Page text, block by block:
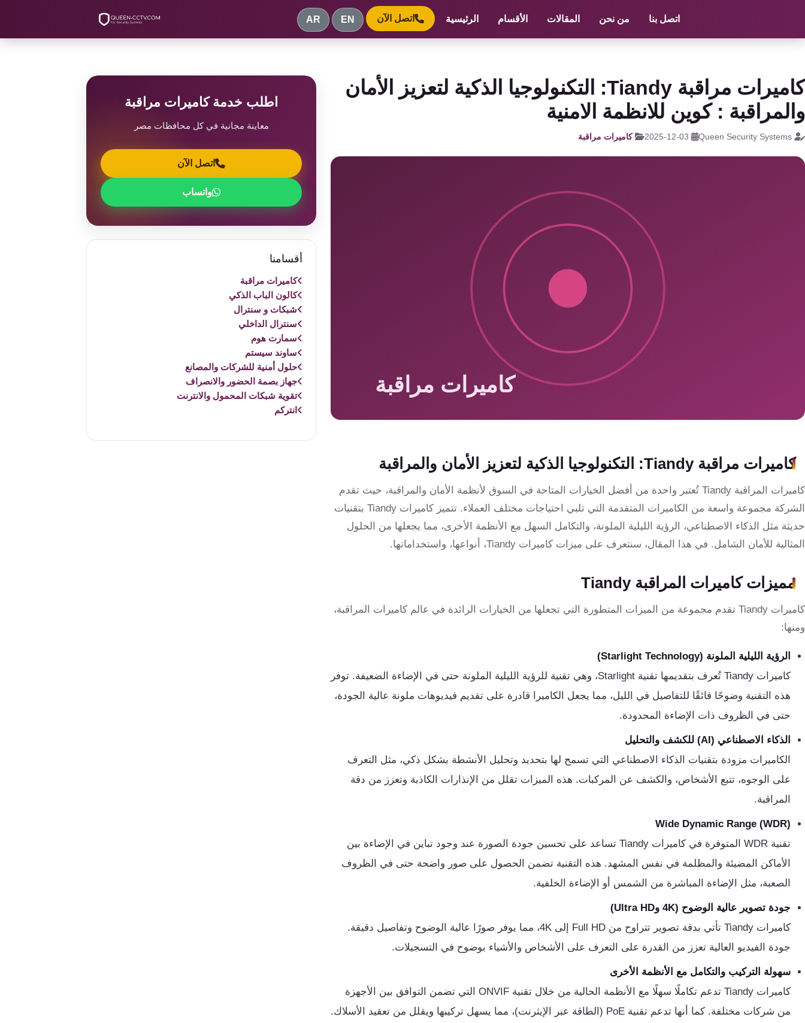
اتصل بنا من نحن المقالات الأقسام الرئيسية اتصل الآن EN
AR صيانة كاميرات مراقبة
كاميرات مراقبة Tiandy: التكنولوجيا الذكية لتعزيز الأمان
والمراقبة : كوين للانظمة الامنية
كاميرات مراقبة
كاميرات مراقبة Tiandy: التكنولوجيا الذكية لتعزيز الأمان والمراقبة
كاميرات المراقبة Tiandy تُعتبر واحدة من أفضل الخيارات المتاحة في السوق لأنظمة الأمان والمراقبة، حيث تقدم
الشركة مجموعة واسعة من الكاميرات المتقدمة التي تلبي احتياجات مختلف العملاء. تتميز كاميرات Tiandy بتقنيات
حديثة مثل الذكاء الاصطناعي، الرؤية الليلية الملونة، والتكامل السهل مع الأنظمة الأخرى، مما يجعلها من الحلول
المثالية للأمان الشامل. في هذا المقال، سنتعرف على ميزات كاميرات Tiandy، أنواعها، واستخداماتها.
مميزات كاميرات المراقبة Tiandy
كاميرات Tiandy تقدم مجموعة من الميزات المتطورة التي تجعلها من الخيارات الرائدة في عالم كاميرات المراقبة،
ومنها:
الرؤية الليلية الملونة (Starlight Technology)
كاميرات Tiandy تُعرف بتقديمها تقنية Starlight، وهي تقنية للرؤية الليلية الملونة حتى في الإضاءة الضعيفة. توفر
هذه التقنية وضوحًا فائقًا للتفاصيل في الليل، مما يجعل الكاميرا قادرة على تقديم فيديوهات ملونة عالية الجودة،
حتى في الظروف ذات الإضاءة المحدودة.
الذكاء الاصطناعي (AI) للكشف والتحليل
الكاميرات مزودة بتقنيات الذكاء الاصطناعي التي تسمح لها بتحديد وتحليل الأنشطة بشكل ذكي، مثل التعرف
على الوجوه، تتبع الأشخاص، والكشف عن المركبات. هذه الميزات تقلل من الإنذارات الكاذبة وتعزز من دقة
المراقبة.
Wide Dynamic Range (WDR)
تقنية WDR المتوفرة في كاميرات Tiandy تساعد على تحسين جودة الصورة عند وجود تباين في الإضاءة بين
الأماكن المضيئة والمظلمة في نفس المشهد. هذه التقنية تضمن الحصول على صور واضحة حتى في الظروف
الصعبة، مثل الإضاءة المباشرة من الشمس أو الإضاءة الخلفية.
جودة تصوير عالية الوضوح (4K وUltra HD)
كاميرات Tiandy تأتي بدقة تصوير تتراوح من Full HD إلى 4K، مما يوفر صورًا عالية الوضوح وتفاصيل دقيقة.
جودة الفيديو العالية تعزز من القدرة على التعرف على الأشخاص والأشياء بوضوح في التسجيلات.
سهولة التركيب والتكامل مع الأنظمة الأخرى
كاميرات Tiandy تدعم تكاملًا سهلًا مع الأنظمة الحالية من خلال تقنية ONVIF التي تضمن التوافق بين الأجهزة
من شركات مختلفة. كما أنها تدعم تقنية PoE (الطاقة عبر الإيثرنت)، مما يسهل تركيبها ويقلل من تعقيد الأسلاك.
اطلب خدمة كاميرات مراقبة
معاينة مجانية في كل محافظات مصر
اتصل الآن
واتساب
أقسامنا
كاميرات مراقبة
كالون الباب الذكي
شبكات و سنترال
سنترال الداخلي
سمارت هوم
ساوند سيستم
حلول أمنية للشركات والمصانع
جهاز بصمة الحضور والانصراف
تقوية شبكات المحمول والانترنت
انتركم
كالون
الباب
الذكي
و
والمصانع
جهاز
الحضور
والانصراف
تقوية
المحمول
والانترنت
انتركم
أنظمة
إنذار
السرقة
إنذار
الحريق
أكسيس